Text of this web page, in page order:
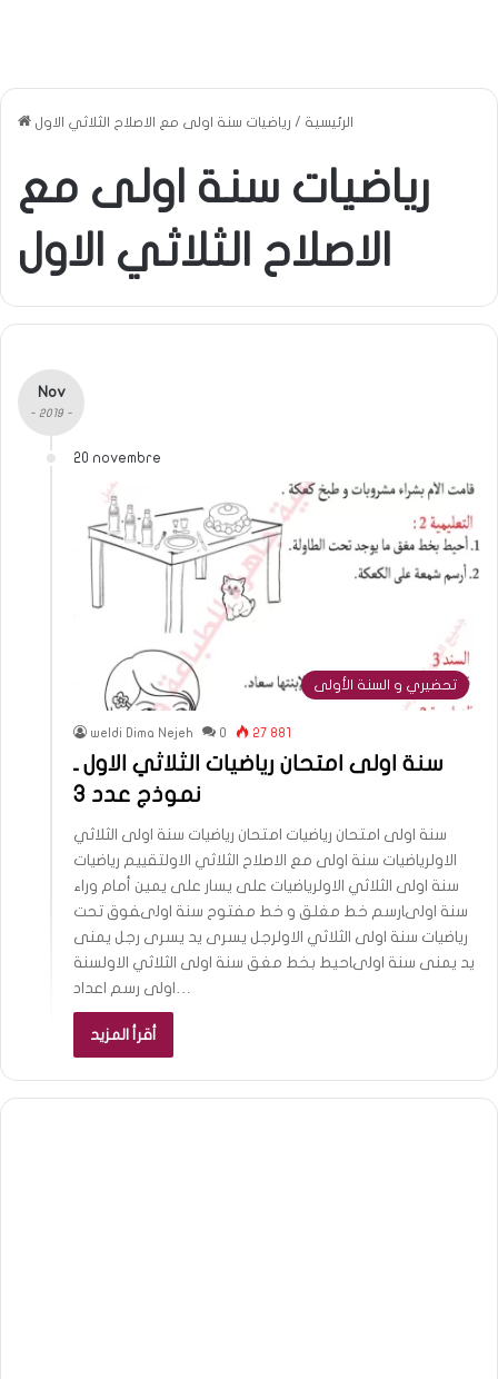
الرئيسية / رياضيات سنة اولى مع الاصلاح الثلاثي الاول
رياضيات سنة اولى مع
الاصلاح الثلاثي الاول
Nov
- 2019 -
20 novembre
تحضيري و السنة الأولى
weldi Dima Nejeh 0 27 881
سنة اولى امتحان رياضيات الثلاثي الاول ـ
نموذج عدد 3
سنة اولى امتحان رياضيات امتحان رياضيات سنة اولى الثلاثي
الاولرياضيات سنة اولى مع الاصلاح الثلاثي الاولتقييم رياضيات
سنة اولى الثلاثي الاولرياضيات على يسار على يمين أمام وراء
سنة اولىارسم خط مغلق و خط مفتوح سنة اولىفوق تحت
رياضيات سنة اولى الثلاثي الاولرجل يسرى يد يسرى رجل يمنى
يد يمنى سنة اولىاحيط بخط مغق سنة اولى الثلاثي الاولسنة
اولى رسم اعداد…
أقرأ المزيد